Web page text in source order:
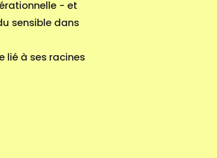
- et
sensible dans
lié à ses racines